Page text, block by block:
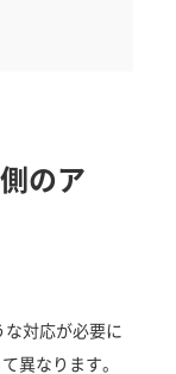
のア
対応が必要に
異なります。